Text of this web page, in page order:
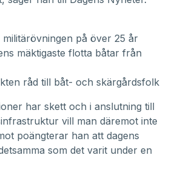
på över 25 år
mäktigaste flotta båtar från
råd till båt- och skärgårdsfolk
har skett och i anslutning till
vill man däremot inte
poängterar han att dagens
som det varit under en